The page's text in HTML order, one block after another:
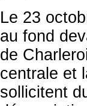
Le 23
au fond
de
centrale et
sollicitent